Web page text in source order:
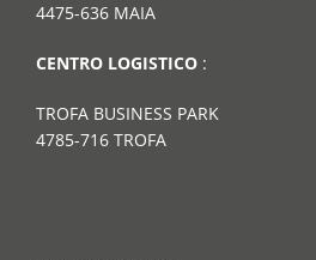
4475-636 MAIA
CENTRO LOGISTICO :
TROFA BUSINESS PARK
4785-716 TROFA